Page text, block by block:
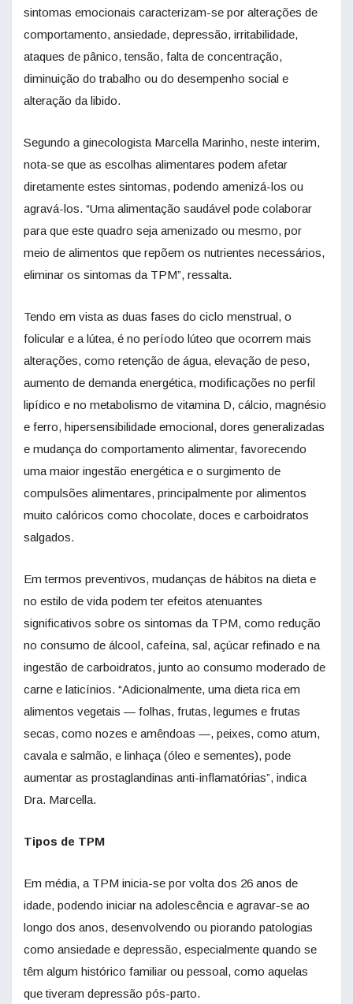
sintomas emocionais caracterizam-se por alterações de
comportamento, ansiedade, depressão, irritabilidade,
ataques de pânico, tensão, falta de concentração,
diminuição do trabalho ou do desempenho social e
alteração da libido.
Segundo a ginecologista Marcella Marinho, neste interim,
nota-se que as escolhas alimentares podem afetar
diretamente estes sintomas, podendo amenizá-los ou
agravá-los. “Uma alimentação saudável pode colaborar
para que este quadro seja amenizado ou mesmo, por
meio de alimentos que repõem os nutrientes necessários,
eliminar os sintomas da TPM”, ressalta.
Tendo em vista as duas fases do ciclo menstrual, o
folicular e a lútea, é no período lúteo que ocorrem mais
alterações, como retenção de água, elevação de peso,
aumento de demanda energética, modificações no perfil
lipídico e no metabolismo de vitamina D, cálcio, magnésio
e ferro, hipersensibilidade emocional, dores generalizadas
e mudança do comportamento alimentar, favorecendo
uma maior ingestão energética e o surgimento de
compulsões alimentares, principalmente por alimentos
muito calóricos como chocolate, doces e carboidratos
salgados.
Em termos preventivos, mudanças de hábitos na dieta e
no estilo de vida podem ter efeitos atenuantes
significativos sobre os sintomas da TPM, como redução
no consumo de álcool, cafeína, sal, açúcar refinado e na
ingestão de carboidratos, junto ao consumo moderado de
carne e laticínios. “Adicionalmente, uma dieta rica em
alimentos vegetais — folhas, frutas, legumes e frutas
secas, como nozes e amêndoas —, peixes, como atum,
cavala e salmão, e linhaça (óleo e sementes), pode
aumentar as prostaglandinas anti-inflamatórias”, indica
Dra. Marcella.
Tipos de TPM
Em média, a TPM inicia-se por volta dos 26 anos de
idade, podendo iniciar na adolescência e agravar-se ao
longo dos anos, desenvolvendo ou piorando patologias
como ansiedade e depressão, especialmente quando se
têm algum histórico familiar ou pessoal, como aquelas
que tiveram depressão pós-parto.